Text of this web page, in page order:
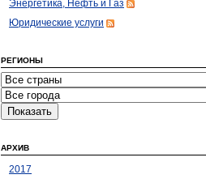
Энергетика, Нефть и Газ
Юридические услуги
РЕГИОНЫ
АРХИВ
2017